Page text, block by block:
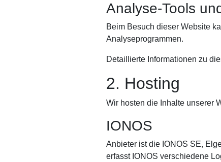
Analyse-Tools
Beim Besuch dieser Website
Analyseprogrammen.
Detaillierte Informationen zu
2. Hosting
Wir hosten die Inhalte unserer
IONOS
Anbieter ist die IONOS SE,
erfasst IONOS verschiedene